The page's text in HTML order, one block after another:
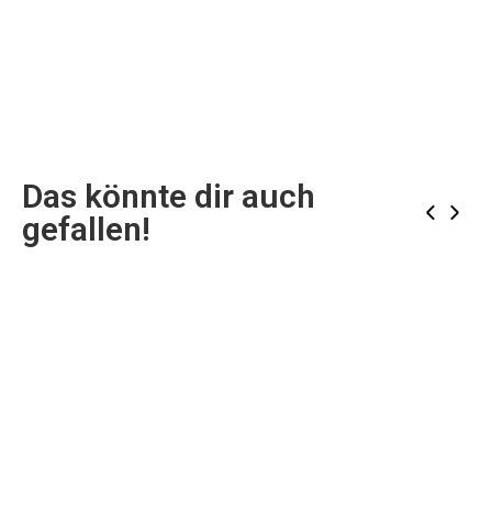
Das könnte dir auch
gefallen!
‹ ›